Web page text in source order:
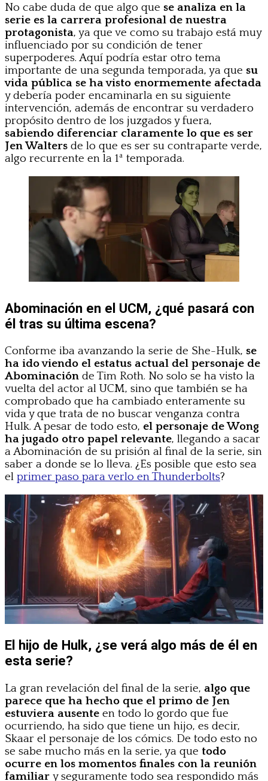
No cabe duda de que algo que se analiza en la
serie es la carrera profesional de nuestra
protagonista, ya que ve como su trabajo está muy
influenciado por su condición de tener
superpoderes. Aquí podría estar otro tema
importante de una segunda temporada, ya que su
vida pública se ha visto enormemente afectada
y debería poder encaminarla en su siguiente
intervención, además de encontrar su verdadero
propósito dentro de los juzgados y fuera,
sabiendo diferenciar claramente lo que es ser
Jen Walters de lo que es ser su contraparte verde,
algo recurrente en la 1ª temporada.
Abominación en el UCM, ¿qué pasará con
él tras su última escena?
Conforme iba avanzando la serie de She-Hulk, se
ha ido viendo el estatus actual del personaje de
Abominación de Tim Roth. No solo se ha visto la
vuelta del actor al UCM, sino que también se ha
comprobado que ha cambiado enteramente su
vida y que trata de no buscar venganza contra
Hulk. A pesar de todo esto, el personaje de Wong
ha jugado otro papel relevante, llegando a sacar
a Abominación de su prisión al final de la serie, sin
saber a donde se lo lleva. ¿Es posible que esto sea
el primer paso para verlo en Thunderbolts?
El hijo de Hulk, ¿se verá algo más de él en
esta serie?
La gran revelación del final de la serie, algo que
parece que ha hecho que el primo de Jen
estuviera ausente en todo lo gordo que fue
ocurriendo, ha sido que tiene un hijo, es decir,
Skaar el personaje de los cómics. De todo esto no
se sabe mucho más en la serie, ya que todo
ocurre en los momentos finales con la reunión
familiar y seguramente todo sea respondido más